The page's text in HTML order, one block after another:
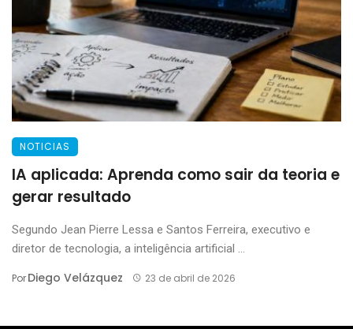
NOTICIAS
IA aplicada: Aprenda como sair da teoria e
gerar resultado
Segundo Jean Pierre Lessa e Santos Ferreira, executivo e
diretor de tecnologia, a inteligência artificial ...
PorDiego Velázquez 23 de abril de 2026